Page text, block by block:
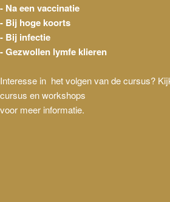
- Na een vaccinatie
- Bij hoge koorts
- Bij infectie
- Gezwollen lymfe klieren
Interesse in het volgen van de cursus?
cursus en workshops
voor meer informatie.